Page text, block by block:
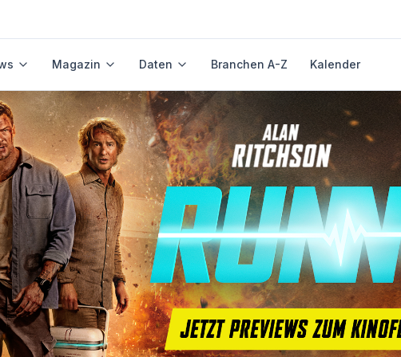
Magazin Daten Branchen A-Z Kalender